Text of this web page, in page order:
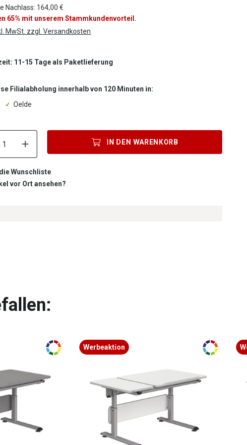
Nachlass: 164,00 €
65% mit unserem Stammkundenvorteil.
MwSt. zzgl. Versandkosten
11-15 Tage als Paketlieferung
Filialabholung innerhalb von 120 Minuten in:
Oelde
Produkt Anzahl: Gib den gewünschten Wert ein oder benutze die
IN DEN WARENKORB
Wunschliste
vor Ort ansehen?
Werbeaktion